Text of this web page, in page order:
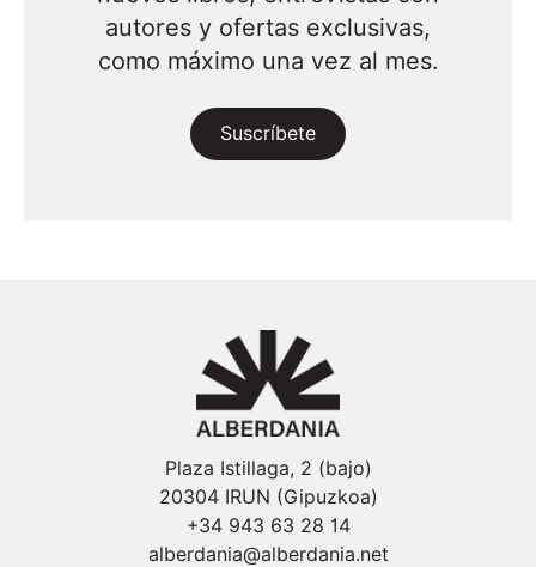
autores y ofertas exclusivas,
como máximo una vez al mes.
Suscríbete
Plaza Istillaga, 2 (bajo)
20304 IRUN (Gipuzkoa)
+34 943 63 28 14
alberdania@alberdania.net